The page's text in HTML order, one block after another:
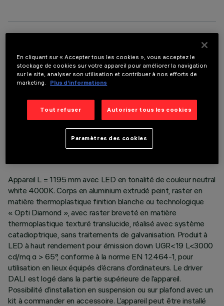
DONNÉES TECHNIQUES
DERNIÈRE MISE À JOUR: 04/08/2026
Appareil L = 1195 mm avec LED en tonalité de couleur neutral
white 4000K. Corps en aluminium extrudé peint, raster en
matière thermoplastique finition blanche ou technologique
« Opti Diamond », avec raster breveté en matière
thermoplastique texturé translucide, réalisé avec système
catadioptrique, sans traitements de galvanisation. Produit à
LED à haut rendement pour émission down UGR<19 L<3000
cd/mq α > 65°, conforme à la norme EN 12464-1, pour
utilisation en lieux équipés d’écrans d’ordinateurs. Le driver
DALI est logé dans la partie supérieure de l’appareil.
Possibilité d’installation en suspension ou sur plafond avec un
kit à commander en accessoire. L’appareil peut être installé
En cliquant sur « Accepter tous les cookies », vous acceptez le
stockage de cookies sur votre appareil pour améliorer la navigation
sur le site, analyser son utilisation et contribuer à nos efforts de
marketing.
Plus d’informations
Tout refuser Autoriser tous les cookies
Paramètres des cookies